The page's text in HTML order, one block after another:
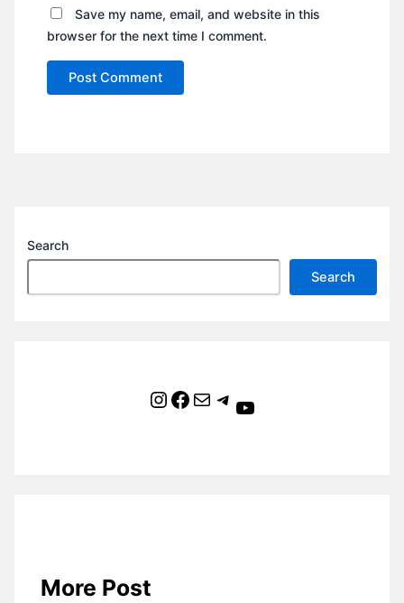
Save my name, email, and website in this
browser for the next time I comment.
Search
Search
Instagram Facebook Mail Telegram YouTube
More Post